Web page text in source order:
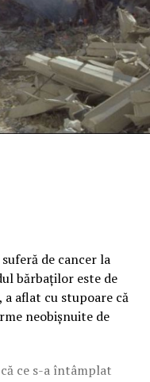
de cancer la
bărbaţilor este de
a aflat cu stupoare că
neobişnuite de
că ce s-a întâmplat